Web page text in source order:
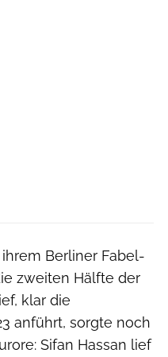
Berliner Fabel-
zweiten Hälfte der
klar die
anführt, sorgte noch
Sifan Hassan lief